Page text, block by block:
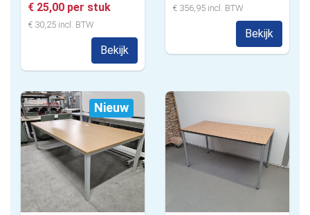
€ 25,00 per stuk
€ 30,25 incl. BTW
Bekijk
€ 356,95 incl. BTW
Bekijk
Nieuw